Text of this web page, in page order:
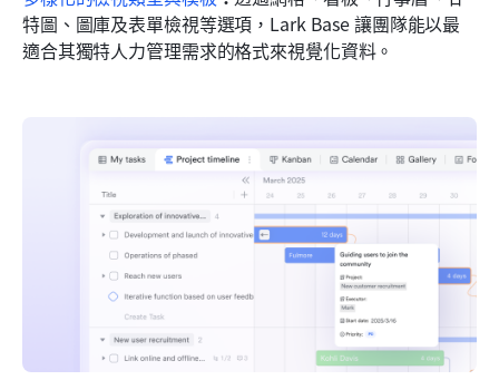
特圖、圖庫及表單檢視等選項，Lark Base 讓團隊能以最
適合其獨特人力管理需求的格式來視覺化資料。